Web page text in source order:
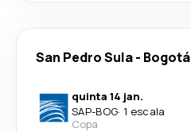
San Pedro Sula- Bogotá
quinta 14 jan.
SAP-BOG· 1 escala
Copa